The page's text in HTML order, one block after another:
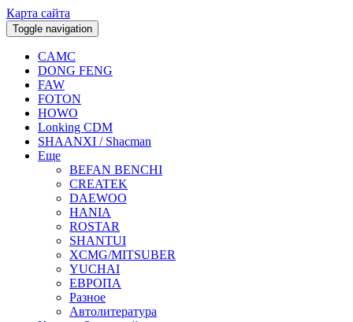
Карта сайта
Toggle navigation
CAMC
DONG FENG
FAW
FOTON
HOWO
Lonking CDM
SHAANXI / Shacman
Еще
BEFAN BENCHI
CREATEK
DAEWOO
HANIA
ROSTAR
SHANTUI
XCMG/MITSUBER
YUCHAI
ЕВРОПА
Разное
Aвтолитература